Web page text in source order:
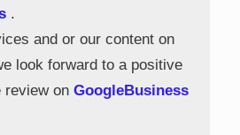
.
and or our content on
look forward to a positive
review on GoogleBusiness